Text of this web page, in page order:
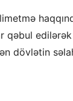
qəbul
dövlətin